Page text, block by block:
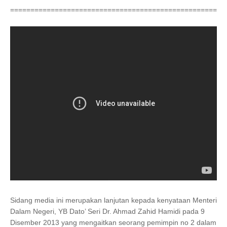
===================================================
Sidang media ini merupakan lanjutan kepada kenyataan Menteri
Dalam Negeri, YB Dato’ Seri Dr. Ahmad Zahid Hamidi pada 9
Disember 2013 yang mengaitkan seorang pemimpin no 2 dalam